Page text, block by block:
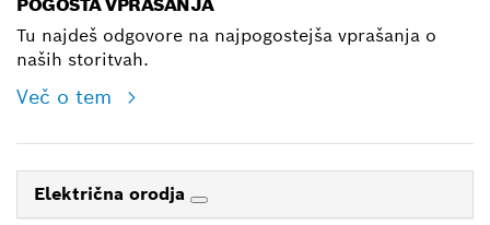
POGOSTA VPRAŠANJA
Tu najdeš odgovore na najpogostejša vprašanja o
naših storitvah.
Več o tem
Električna orodja